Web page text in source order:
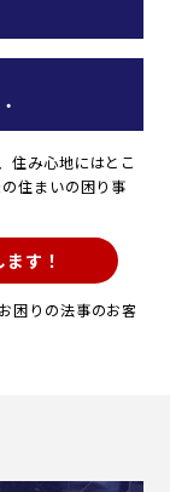
住み心地にはとこ
住まいの困り事
す！
困りの法事のお客